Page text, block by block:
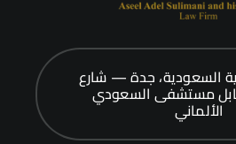
السعودية، جدة — شارع
مستشفى السعودي
الألماني